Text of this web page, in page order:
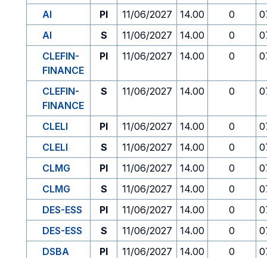
AI
PI 11/06/2027 14.00 0
AI
S 11/06/2027 14.00 0
CLEFIN-
FINANCE
PI 11/06/2027 14.00 0
CLEFIN-
FINANCE
S 11/06/2027 14.00 0
CLELI PI 11/06/2027 14.00 0
CLELI
S 11/06/2027 14.00 0
CLMG
PI 11/06/2027 14.00 0
CLMG
S 11/06/2027 14.00 0
DES-ESS
PI 11/06/2027 14.00 0
DES-ESS
S 11/06/2027 14.00 0
DSBA
PI 11/06/2027 14.00 0